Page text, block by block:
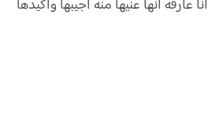
عارفه انها عنيها منه اجيبها واكيدها